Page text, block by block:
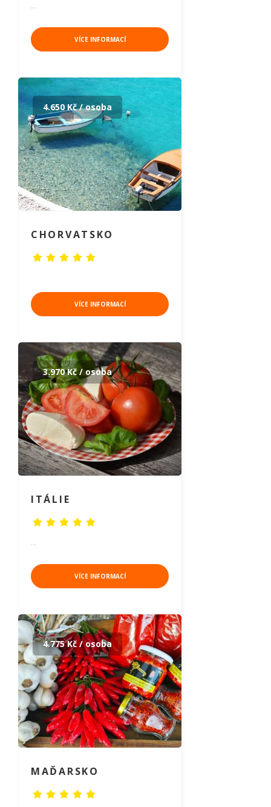
…
VÍCE INFORMACÍ
4.650 Kč / osoba
CHORVATSKO
VÍCE INFORMACÍ
3.970 Kč / osoba
ITÁLIE
…
VÍCE INFORMACÍ
4.775 Kč / osoba
MAĎARSKO